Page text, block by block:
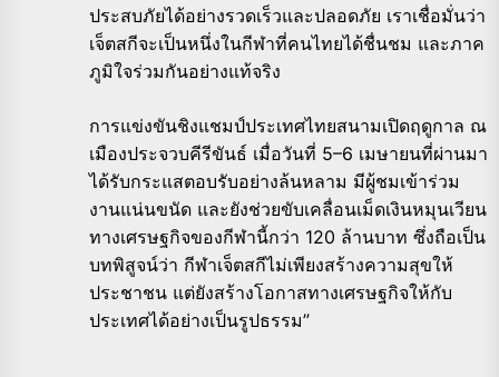
ประสบภัยได้อย่างรวดเร็วและปลอดภัย เราเชื่อมั่นว่า
เจ็ตสกีจะเป็นหนึ่งในกีฬาที่คนไทยได้ชื่นชม และภาค
ภูมิใจร่วมกันอย่างแท้จริง
การแข่งขันชิงแชมป์ประเทศไทยสนามเปิดฤดูกาล ณ
เมืองประจวบคีรีขันธ์ เมื่อวันที่ 5–6 เมษายนที่ผ่านมา
ได้รับกระแสตอบรับอย่างล้นหลาม มีผู้ชมเข้าร่วม
งานแน่นขนัด และยังช่วยขับเคลื่อนเม็ดเงินหมุนเวียน
ทางเศรษฐกิจของกีฬานี้กว่า 120 ล้านบาท ซึ่งถือเป็น
บทพิสูจน์ว่า กีฬาเจ็ตสกีไม่เพียงสร้างความสุขให้
ประชาชน แต่ยังสร้างโอกาสทางเศรษฐกิจให้กับ
ประเทศได้อย่างเป็นรูปธรรม”